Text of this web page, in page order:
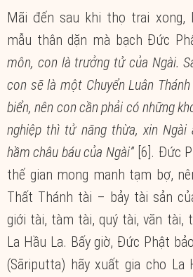
Mãi đến sau khi thọ trai xong,
mẫu thân dặn mà bạch Đức
môn, con là trưởng tử của Ngài.
con sẽ là một Chuyển Luân
biển, nên con cần phải có những
nghiệp thì tử năng thừa, xin
hầm châu báu của Ngài”[6]. Đức
thế gian mong manh tạm bợ,
Thất Thánh tài – bảy tài sản
giới tài, tàm tài, quý tài, văn tài,
La Hầu La. Bấy giờ, Đức Phật
(Sāriputta) hãy xuất gia cho La